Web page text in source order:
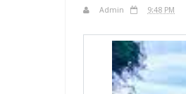
Admin 9:48 PM